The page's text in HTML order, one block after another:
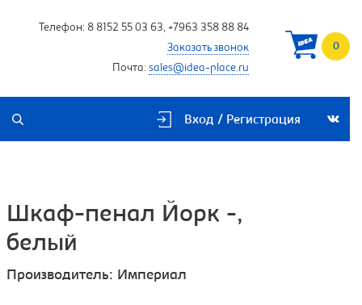
Телефон: 8 8152 55 03 63, +7963 358 88 84
Заказать звонок
Почта: sales@idea-place.ru
0
Вход / Регистрация
Шкаф-пенал Йорк -,
белый
Производитель: Империал